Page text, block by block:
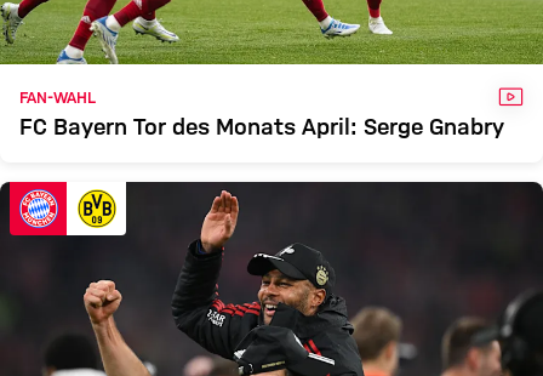
FAN-WAHL
FC Bayern Tor des Monats April: Serge Gnabry